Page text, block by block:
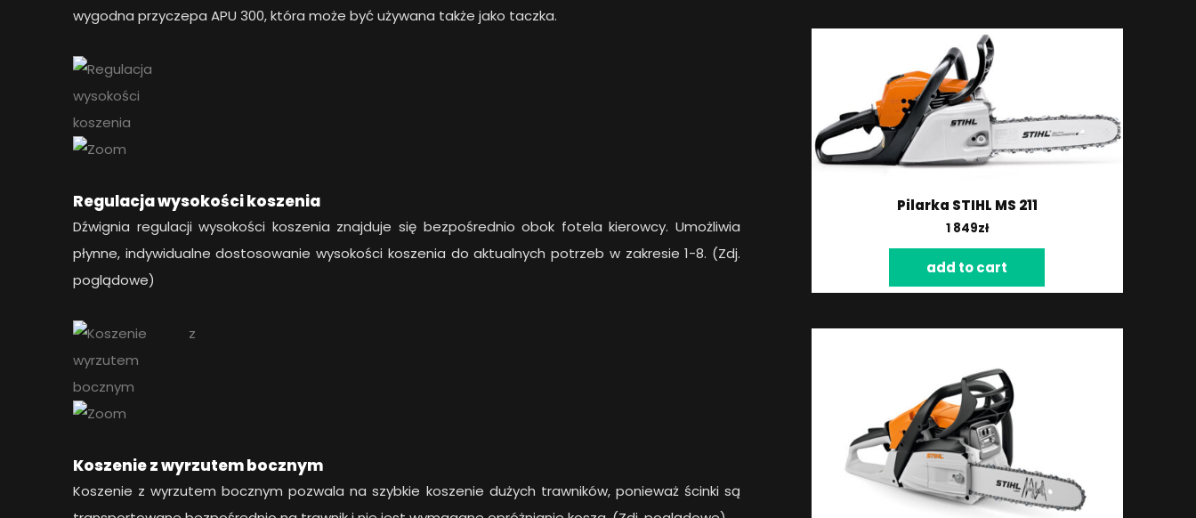
wygodna przyczepa APU 300, która może być używana także jako taczka.
Regulacja wysokości koszenia
Dźwignia regulacji wysokości koszenia znajduje się bezpośrednio obok fotela kierowcy. Umożliwia
płynne, indywidualne dostosowanie wysokości koszenia do aktualnych potrzeb w zakresie 1-8. (Zdj.
poglądowe)
Koszenie z wyrzutem bocznym
Koszenie z wyrzutem bocznym pozwala na szybkie koszenie dużych trawników, ponieważ ścinki są
Pilarka STIHL MS 211
1 849zł
add to cart